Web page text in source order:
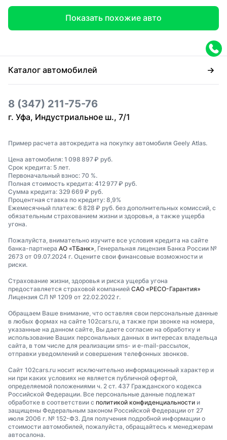
Показать похожие авто
Каталог автомобилей
8 (347) 211-75-76
г. Уфа, Индустриальное ш., 7/1
Пример расчета автокредита на покупку автомобиля Geely Atlas.
Цена автомобиля: 1 098 897 ₽ руб.
Срок кредита: 5 лет.
Первоначальный взнос: 70 %.
Полная стоимость кредита: 412 977 ₽ руб.
Сумма кредита: 329 669 ₽ руб.
Процентная ставка по кредиту: 8,9%
Ежемесячный платеж: 6 828 ₽ руб. без дополнительных комиссий, с
обязательным страхованием жизни и здоровья, а также ущерба
угона.
Пожалуйста, внимательно изучите все условия кредита на сайте
банка-партнера АО «ТБанк» , Генеральная лицензия Банка России №
2673 от 09.07.2024 г. Оцените свои финансовые возможности и
риски.
Страхование жизни, здоровья и риска ущерба угона
предоставляется страховой компанией САО «РЕСО-Гарантия»
Лицензия СЛ № 1209 от 22.02.2022 г.
Обращаем Ваше внимание, что оставляя свои персональные данные
в любых формах на сайте 102cars.ru, а также при звонке на номера,
указанные на данном сайте, Вы даете согласие на обработку и
использование Ваших персональных данных в интересах владельца
сайта, в том числе для реализации sms- и e-mail-рассылок,
отправки уведомлений и совершения телефонных звонков.
Сайт 102cars.ru носит исключительно информационный характер и
ни при каких условиях не является публичной офертой,
определяемой положениями ч. 2 ст. 437 Гражданского кодекса
Российской Федерации. Все персональные данные подлежат
обработке в соответствии с политикой конфиденциальности и
защищены Федеральным законом Российской Федерации от 27
июля 2006 г. № 152-ФЗ. Для получения подробной информации о
стоимости автомобилей, пожалуйста, обращайтесь к менеджерам
автосалона.